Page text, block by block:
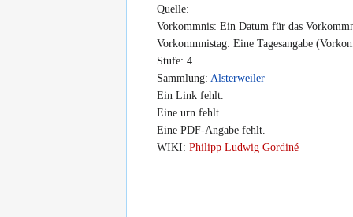
Quelle:
Vorkommnis: Ein Datum für das
Vorkommnistag: Eine Tagesangabe
Stufe: 4
Sammlung: Alsterweiler
Ein Link fehlt.
Eine urn fehlt.
Eine PDF-Angabe fehlt.
WIKI:Philipp Ludwig Gordiné